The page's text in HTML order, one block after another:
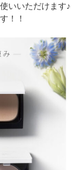
いいただけます♪
！！